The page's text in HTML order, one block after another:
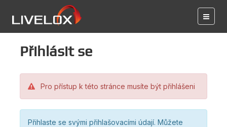
Přihlásit se
Pro přístup k této stránce musíte být přihlášeni
Přihlaste se svými přihlašovacími údají. Můžete